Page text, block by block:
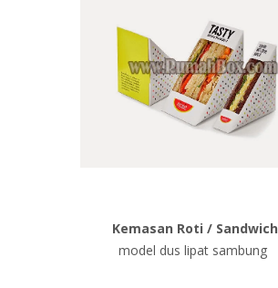
Kemasan Roti / Sandwich
model dus lipat sambung